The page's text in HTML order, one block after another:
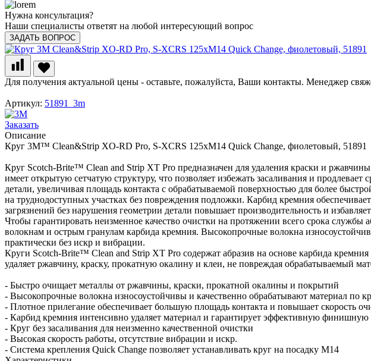
Нужна консультация?
Наши специалисты ответят на любой интересующий вопрос
ЗАДАТЬ ВОПРОС
Для получения актуальной цены - оставьте, пожалуйста, Ваши контакты. Менеджер
Артикул: 51891_3m
Заказать
Описание
Круг 3M™ Clean&Strip XO-RD Pro, S-XCRS 125xM14 Quick Change, фиолетовый, 51891
Круг Scotch-Brite™ Clean and Strip XT Pro предназначен для удаления краски и
имеет открытую сетчатую структуру, что позволяет избежать засаливания и
детали, увеличивая площадь контакта с обрабатываемой поверхностью для более
на труднодоступных участках без повреждения подложки. Карбид кремния
загрязнений без нарушения геометрии детали повышает производительность и
Чтобы гарантировать неизменное качество очистки на протяжении всего срока службы
волокнам и острым гранулам карбида кремния. Высокопрочные волокна
практически без искр и вибрации.
Круги Scotch-Brite™ Clean and Strip XT Pro содержат абразив на основе карбида
удаляет ржавчину, краску, прокатную окалину и клеи, не повреждая обрабатываемый
- Быстро очищает металлы от ржавчины, краски, прокатной окалины и покрытий
- Высокопрочные волокна износоустойчивы и качественно обрабатывают материал по
- Плотное прилегание обеспечивает большую площадь контакта и повышает скорость
- Карбид кремния интенсивно удаляет материал и гарантирует эффективную финишную
- Круг без засаливания для неизменно качественной очистки
- Высокая скорость работы, отсутствие вибрации и искр.
- Система крепления Quick Change позволяет устанавливать круг на посадку M14